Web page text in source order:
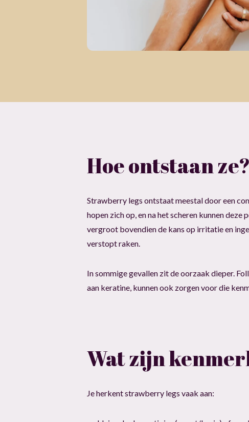
Hoe ontstaan ze?
Strawberry legs ontstaat meestal door een
hopen zich op, en na het scheren kunnen
vergroot bovendien de kans op irritatie en
verstopt raken.
In sommige gevallen zit de oorzaak dieper.
aan keratine, kunnen ook zorgen voor die
Wat zijn
Je herkent strawberry legs vaak aan: